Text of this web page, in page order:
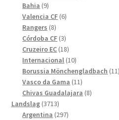
Bahia 99
produkter
Valencia CF 66
Rangers 88
produkter
Córdoba CF 33
produkter
Cruzeiro EC 1818
produkter
Internacional 1010
produkter
Borussia Mönchengladbach 11
Vasco da Gama 1111
produkter
Chivas Guadalajara 88
Landslag 37133713
produkter
Argentina 297297